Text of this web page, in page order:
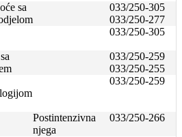
sa
033/250-305
033/250-277
033/250-305
033/250-259
033/250-255
033/250-259
Postintenzivna
njega
033/250-266